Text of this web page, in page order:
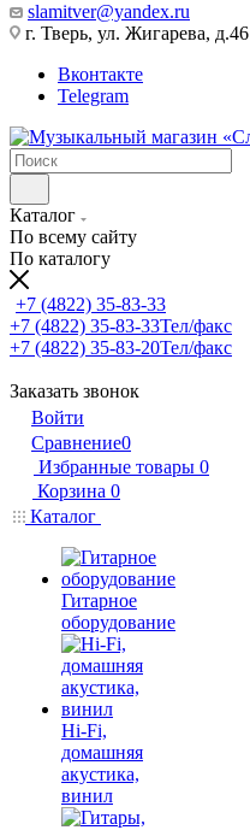
slamitver@yandex.ru
г. Тверь, ул. Жигарева, д.46
Вконтакте
Telegram
Каталог
По всему сайту
По каталогу
+7 (4822) 35-83-33
+7 (4822) 35-83-33Тел/факс
+7 (4822) 35-83-20Тел/факс
Заказать звонок
Войти
Сравнение0
Избранные товары 0
Корзина 0
Каталог
Гитарное
оборудование
Hi-Fi,
домашняя
акустика,
винил